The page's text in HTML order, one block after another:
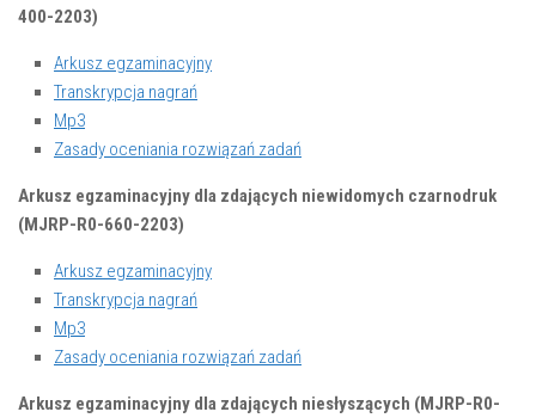
400-2203)
Arkusz egzaminacyjny
Transkrypcja nagrań
Mp3
Zasady oceniania rozwiązań zadań
Arkusz egzaminacyjny dla zdających niewidomych czarnodruk
(MJRP-R0-660-2203)
Arkusz egzaminacyjny
Transkrypcja nagrań
Mp3
Zasady oceniania rozwiązań zadań
Arkusz egzaminacyjny dla zdających niesłyszących (MJRP-R0-